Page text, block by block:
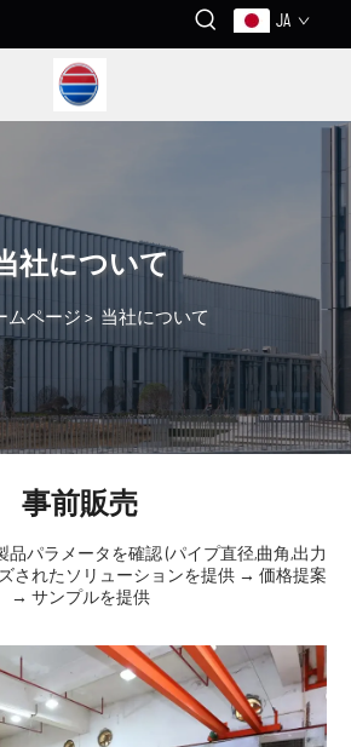
JA
社について
ムページ > 当社について
事前販売
パラメータを確認 (パイプ直径,曲角,出力
されたソリューションを提供 → 価格提案
→ サンプルを提供